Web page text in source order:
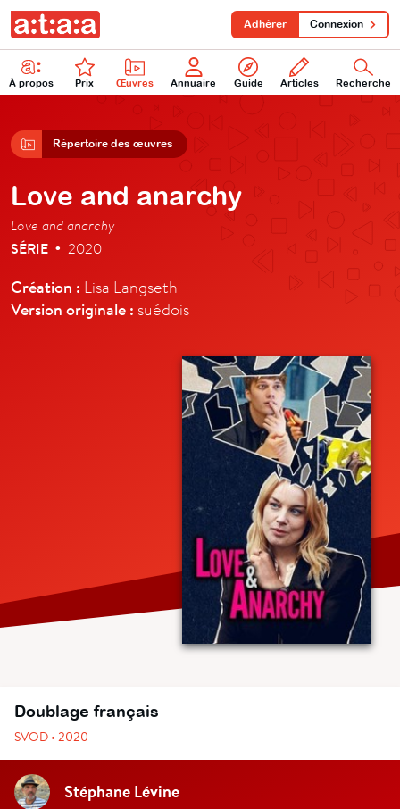
À propos Prix Œuvres Annuaire Guide Articles Recherche
Adhérer Connexion
Répertoire des œuvres
Love and anarchy
Love and anarchy
SÉRIE • 2020
Création : Lisa Langseth
Version originale : suédois
Doublage français
SVOD • 2020
Stéphane Lévine